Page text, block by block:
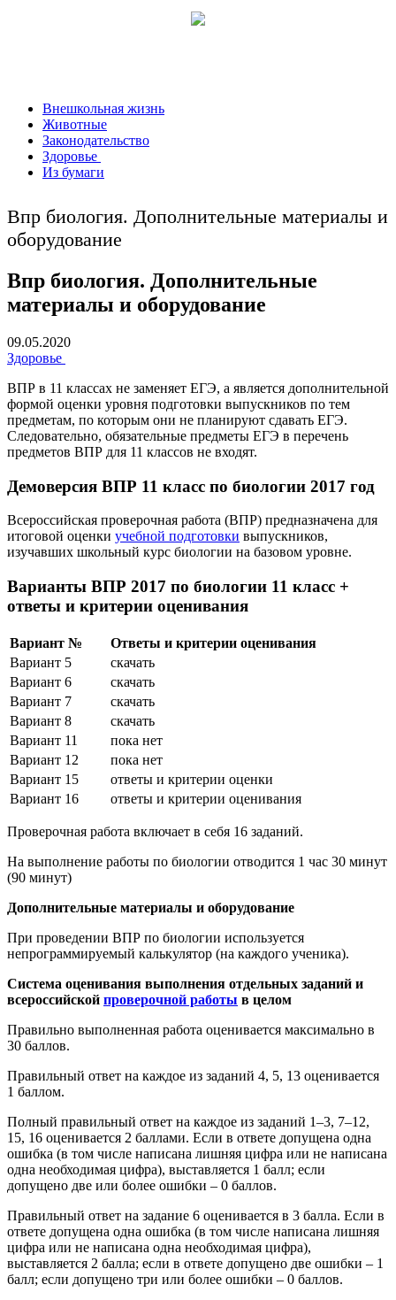
Внешкольная жизнь
Животные
Законодательство
Здоровье
Из бумаги
Впр биология. Дополнительные материалы и
оборудование
Впр биология. Дополнительные
материалы и оборудование
09.05.2020
Здоровье
ВПР в 11 классах не заменяет ЕГЭ, а является дополнительной
формой оценки уровня подготовки выпускников по тем
предметам, по которым они не планируют сдавать ЕГЭ.
Следовательно, обязательные предметы ЕГЭ в перечень
предметов ВПР для 11 классов не входят.
Демоверсия ВПР 11 класс по биологии 2017 год
Всероссийская проверочная работа (ВПР) предназначена для
итоговой оценки учебной подготовки выпускников,
изучавших школьный курс биологии на базовом уровне.
Варианты ВПР 2017 по биологии 11 класс +
ответы и критерии оценивания
Вариант №
Ответы и критерии оценивания
Вариант 5
скачать
Вариант 6
скачать
Вариант 7
скачать
Вариант 8
скачать
Вариант 11
пока нет
Вариант 12
пока нет
Вариант 15
ответы и критерии оценки
Вариант 16
ответы и критерии оценивания
Проверочная работа включает в себя 16 заданий.
На выполнение работы по биологии отводится 1 час 30 минут
(90 минут)
Дополнительные материалы и оборудование
При проведении ВПР по биологии используется
непрограммируемый калькулятор (на каждого ученика).
Система оценивания выполнения отдельных заданий и
всероссийской проверочной работы в целом
Правильно выполненная работа оценивается максимально в
30 баллов.
Правильный ответ на каждое из заданий 4, 5, 13 оценивается
1 баллом.
Полный правильный ответ на каждое из заданий 1–3, 7–12,
15, 16 оценивается 2 баллами. Если в ответе допущена одна
ошибка (в том числе написана лишняя цифра или не написана
одна необходимая цифра), выставляется 1 балл; если
допущено две или более ошибки – 0 баллов.
Правильный ответ на задание 6 оценивается в 3 балла. Если в
ответе допущена одна ошибка (в том числе написана лишняя
цифра или не написана одна необходимая цифра),
выставляется 2 балла; если в ответе допущено две ошибки – 1
балл; если допущено три или более ошибки – 0 баллов.